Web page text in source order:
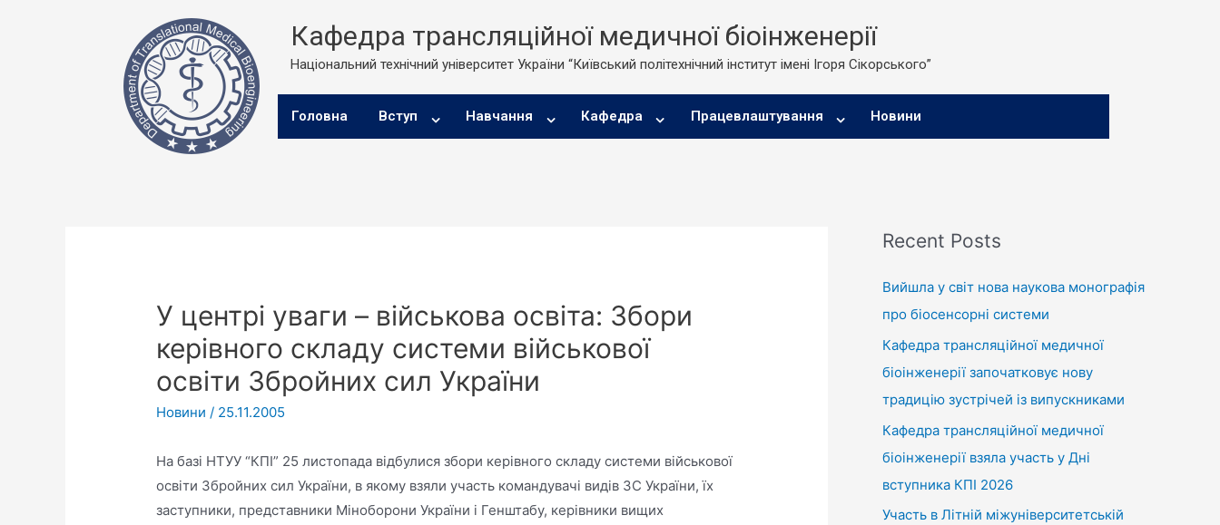
Кафедра трансляційної медичної біоінженерії
Національний технічний університет України “Київський політехнічний інститут імені Ігоря Сікорського”
Головна Вступ Навчання Кафедра Працевлаштування Новини
У центрi уваги – вiйськова освiта: Збори
керівного складу системи військової
освіти Збройних сил України
Новини / 25.11.2005
На базі НТУУ “КПІ” 25 листопада відбулися збори керівного складу системи військової
освіти Збройних сил України, в якому взяли участь командувачі видів ЗС України, їх
заступники, представники Міноборони України і Генштабу, керівники вищих
Recent Posts
Вийшла у світ нова наукова монографія
про біосенсорні системи
Кафедра трансляційної медичної
біоінженерії започатковує нову
традицію зустрічей із випускниками
Кафедра трансляційної медичної
біоінженерії взяла участь у Дні
вступника КПІ 2026
Участь в Літній міжуніверситетській